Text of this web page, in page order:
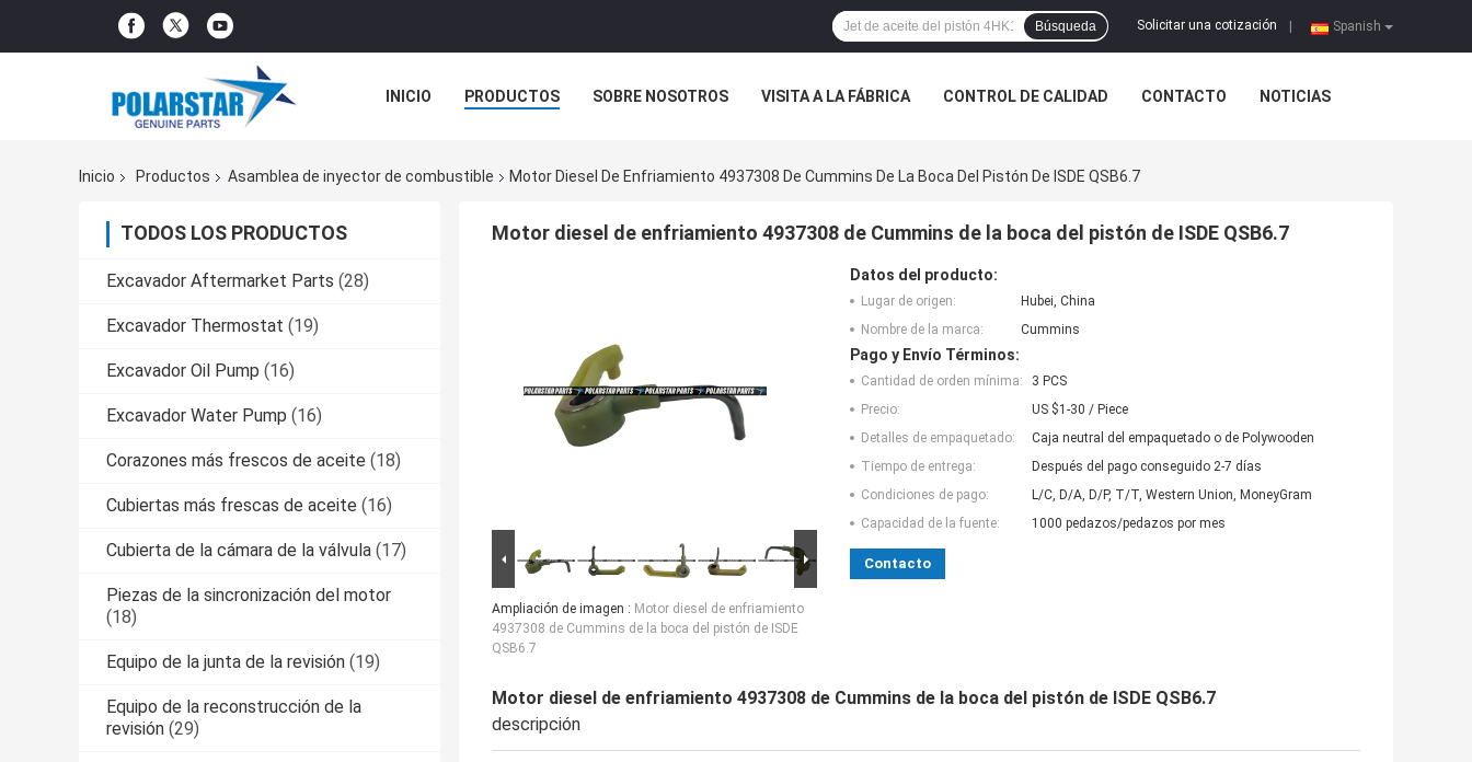
Spanish
Solicitar una cotización
Búsqueda
INICIO PRODUCTOS SOBRE NOSOTROS VISITA A LA FÁBRICA CONTROL DE CALIDAD CONTACTO NOTICIAS
Inicio
Productos Asamblea de inyector de combustible Motor Diesel De Enfriamiento 4937308 De Cummins De La Boca Del Pistón De ISDE QSB6.7
TODOS LOS PRODUCTOS
Excavador Aftermarket Parts (28)
Excavador Thermostat (19)
Excavador Oil Pump (16)
Excavador Water Pump (16)
Corazones más frescos de aceite (18)
Cubiertas más frescas de aceite (16)
Cubierta de la cámara de la válvula (17)
Piezas de la sincronización del motor
(18)
Equipo de la junta de la revisión (19)
Equipo de la reconstrucción de la
revisión (29)
Motor diesel de enfriamiento 4937308 de Cummins de la boca del pistón de ISDE QSB6.7
Ampliación de imagen : Motor diesel de enfriamiento
4937308 de Cummins de la boca del pistón de ISDE
QSB6.7
Datos del producto:
Lugar de origen:
Hubei, China
Nombre de la marca:
Cummins
Pago y Envío Términos:
Cantidad de orden mínima:
3 PCS
Precio:
US $1-30 / Piece
Detalles de empaquetado:
Caja neutral del empaquetado o de Polywooden
Tiempo de entrega:
Después del pago conseguido 2-7 días
Condiciones de pago:
L/C, D/A, D/P, T/T, Western Union, MoneyGram
Capacidad de la fuente:
1000 pedazos/pedazos por mes
Contacto
Motor diesel de enfriamiento 4937308 de Cummins de la boca del pistón de ISDE QSB6.7
descripción